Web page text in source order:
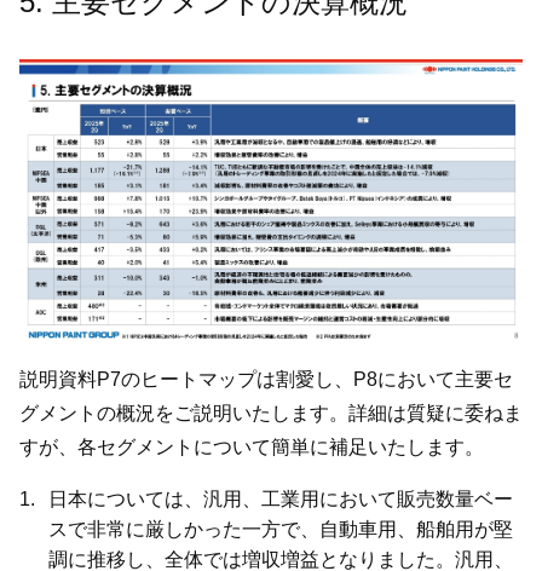
説明資料P7のヒートマップは割愛し、P8において主要セ
グメントの概況をご説明いたします。詳細は質疑に委ねま
すが、各セグメントについて簡単に補足いたします。
日本については、汎用、工業用において販売数量ベー
スで非常に厳しかった一方で、自動車用、船舶用が堅
調に推移し、全体では増収増益となりました。汎用、